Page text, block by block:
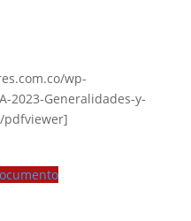
wp-
2023-Generalidades-y-
pdfviewer]